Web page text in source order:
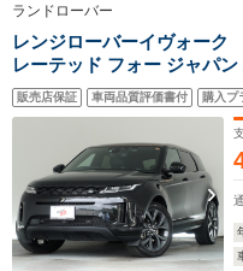
ランドローバー
レンジローバーイヴォー
レーテッド フォー ジャパ
販売店保証 車両品質評価書付 購入プ